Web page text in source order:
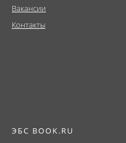
Вакансии
Контакты
ЭБС BOOK.RU